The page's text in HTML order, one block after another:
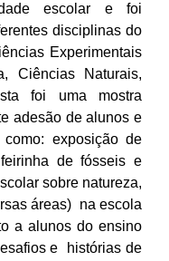
escolar e foi
disciplinas do
Experimentais
Ciências Naturais,
foi uma mostra
adesão de alunos e
como: exposição de
de fósseis e
sobre natureza,
áreas) na escola
a alunos do ensino
e histórias de